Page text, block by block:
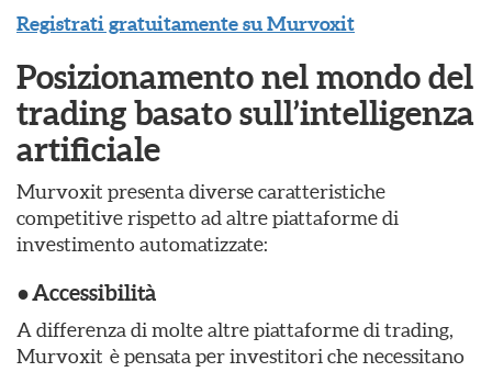
Registrati gratuitamente su Murvoxit
Posizionamento nel mondo del
trading basato sull’intelligenza
artificiale
Murvoxit presenta diverse caratteristiche
competitive rispetto ad altre piattaforme di
investimento automatizzate:
●Accessibilità
A differenza di molte altre piattaforme di trading,
Murvoxit è pensata per investitori che necessitano